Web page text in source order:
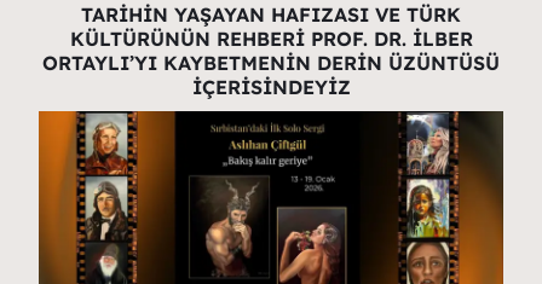
TARİHİN YAŞAYAN HAFIZASI VE TÜRK
KÜLTÜRÜNÜN REHBERİ PROF. DR. İLBER
ORTAYLI’YI KAYBETMENİN DERİN ÜZÜNTÜSÜ
İÇERİSİNDEYİZ